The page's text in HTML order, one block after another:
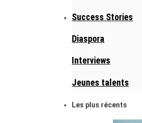
Success Stories
Diaspora
Interviews
Jeunes talents
Les plus récents